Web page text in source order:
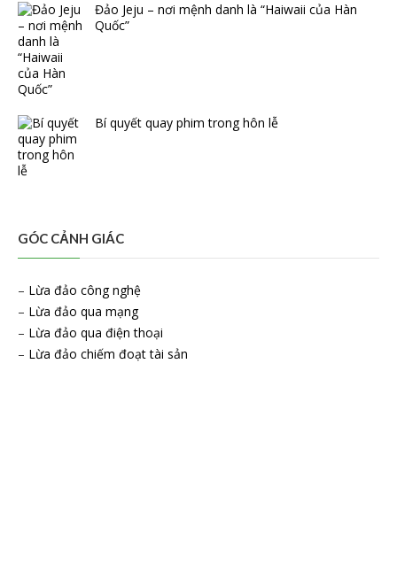
Đảo Jeju – nơi mệnh danh là “Haiwaii của Hàn
Quốc”
Bí quyết quay phim trong hôn lễ
GÓC CẢNH GIÁC
– Lừa đảo công nghệ
– Lừa đảo qua mạng
– Lừa đảo qua điện thoại
– Lừa đảo chiếm đoạt tài sản